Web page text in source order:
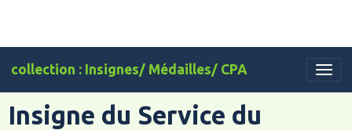
collection : Insignes/ Médailles/ CPA
Insigne du Service du